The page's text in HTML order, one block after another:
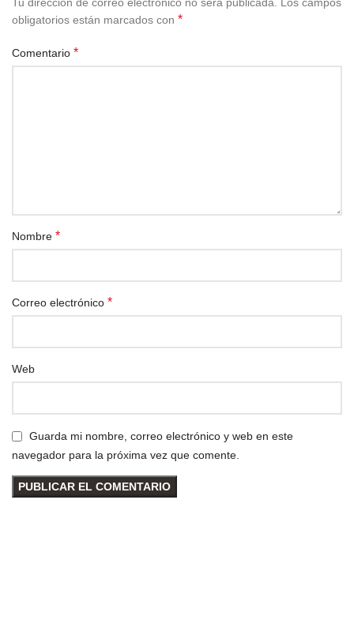
obligatorios están marcados con *
Comentario *
Nombre *
Correo electrónico *
Web
Guarda mi nombre, correo electrónico y web en este
navegador para la próxima vez que comente.